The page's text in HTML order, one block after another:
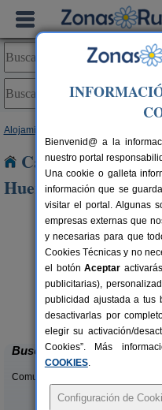
Alojamientos
Casas Rurales
Huerta
El Nido
Casarejos
Buscar
Comunidades:
Bienvenid@ a la
nuestro portal
Una cookie o galleta
información que se
visitar el portal. Algunas
empresas externas que
y necesarias para que
Cookies Técnicas y no
el botónAceptar
publicitarias),
publicidad ajustada a tus
desactivarlas por
elegir su activación/
Cookies”. Más
COOKIES.